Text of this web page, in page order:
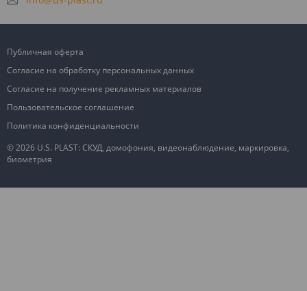
© 2026 U.S. PLAST: СКУД, домофония, видеонаблюдение, маркировка,
биометрия
Публичная оферта
Согласие на обработку персональных данных
Согласие на получение рекламных материалов
Пользовательское соглашение
Политика конфиденциальности